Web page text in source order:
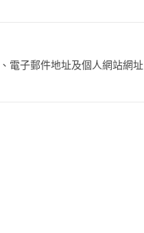
電子郵件地址及個人網站網